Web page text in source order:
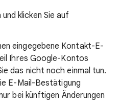
klicken Sie auf
eingegebene Kontakt-E-
Ihres Google-Kontos
das nicht noch einmal tun.
E-Mail-Bestätigung
bei künftigen Änderungen